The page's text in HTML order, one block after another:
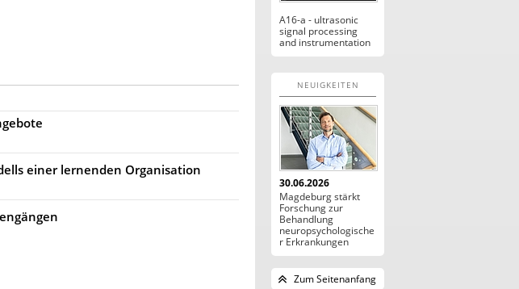
einer lernenden Organisation
A16-a - ultrasonic
signal processing
and instrumentation
NEUIGKEITEN
30.06.2026
Magdeburg stärkt
Forschung zur
Behandlung
neuropsychologische
r Erkrankungen
Zum Seitenanfang